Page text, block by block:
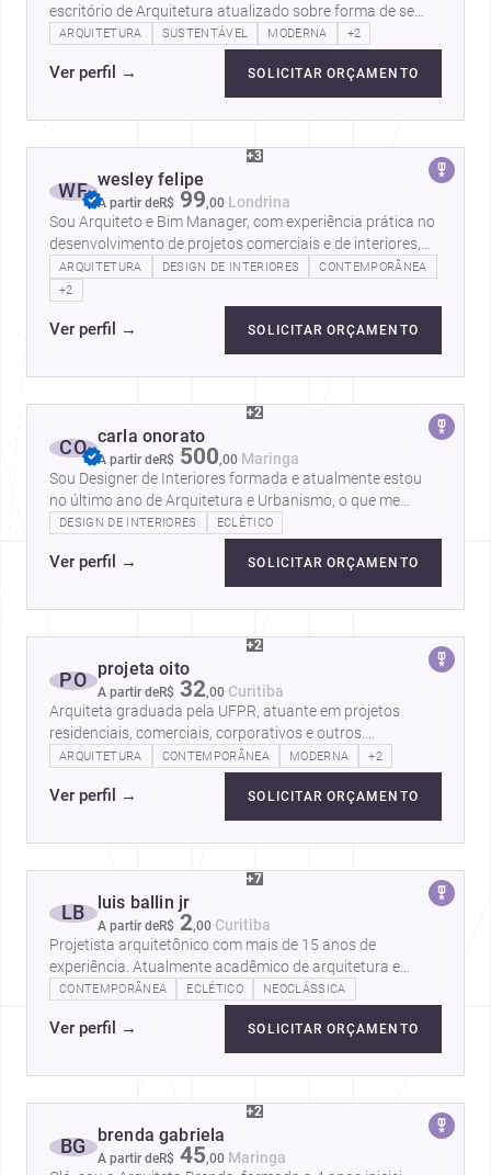
escritório de Arquitetura atualizado sobre forma de se
construir, novos formatos,…
ARQUITETURA SUSTENTÁVEL MODERNA +2
Ver perfil → SOLICITAR ORÇAMENTO
+3
WF wesley felipe
A partir deR$ 99,00·Londrina
Sou Arquiteto e Bim Manager, com experiência prática no
desenvolvimento de projetos comerciais e de interiores,
elaboração de maquetes…
ARQUITETURA DESIGN DE INTERIORES
CONTEMPORÂNEA
+2
Ver perfil → SOLICITAR ORÇAMENTO
+2
CO carla onorato
A partir deR$ 500,00·Maringa
Sou Designer de Interiores formada e atualmente estou
no último ano de Arquitetura e Urbanismo, o que me
proporciona uma visão completa…
DESIGN DE INTERIORES ECLÉTICO
Ver perfil → SOLICITAR ORÇAMENTO
+2
PO projeta oito
A partir deR$ 32,00·Curitiba
Arquiteta graduada pela UFPR, atuante em projetos
residenciais, comerciais, corporativos e outros.
Experiência na coordenação de projetos…
ARQUITETURA CONTEMPORÂNEA MODERNA +2
Ver perfil → SOLICITAR ORÇAMENTO
+7
LB luis ballin jr
A partir deR$ 2,00·Curitiba
Projetista arquitetônico com mais de 15 anos de
experiência. Atualmente acadêmico de arquitetura e
urbanismo no Paraná, elaboro projetos…
CONTEMPORÂNEA ECLÉTICO NEOCLÁSSICA
Ver perfil → SOLICITAR ORÇAMENTO
+2
BG brenda gabriela
A partir deR$ 45,00·Maringa